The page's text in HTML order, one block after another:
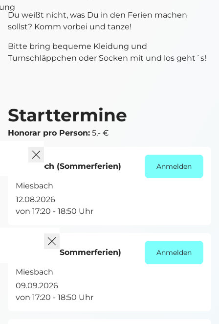
Du weißt nicht, was Du in den Ferien machen
sollst? Komm vorbei und tanze!
Bitte bring bequeme Kleidung und
Turnschläppchen oder Socken mit und los geht´s!
Starttermine
Honorar pro Person: 5,- €
Mittwoch (Sommerferien)
12.08.2026
von 17:20 - 18:50 Uhr
Miesbach
Anmelden
Mittwoch (Sommerferien)
09.09.2026
von 17:20 - 18:50 Uhr
Miesbach
Anmelden